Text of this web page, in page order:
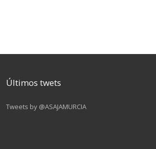
Últimos twets
Tweets by @ASAJAMURCIA